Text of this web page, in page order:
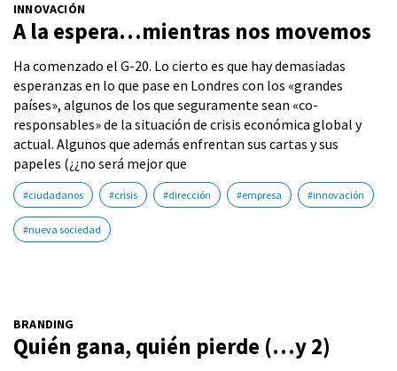
INNOVACIÓN
A la espera…mientras nos movemos
Ha comenzado el G-20. Lo cierto es que hay demasiadas
esperanzas en lo que pase en Londres con los «grandes
países», algunos de los que seguramente sean «co-
responsables» de la situación de crisis económica global y
actual. Algunos que además enfrentan sus cartas y sus
papeles (¿¿no será mejor que
#ciudadanos #crisis #dirección #empresa #innovación
#nueva sociedad
BRANDING
Quién gana, quién pierde (…y 2)